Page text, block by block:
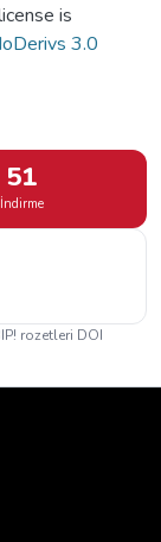
is
3.0
51
İndirme
rozetleri DOI